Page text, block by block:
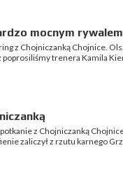
mocnym rywalem
z Chojniczanką Chojnice.
trenera Kamila
z Chojniczanką
zaliczył z rzutu karnego